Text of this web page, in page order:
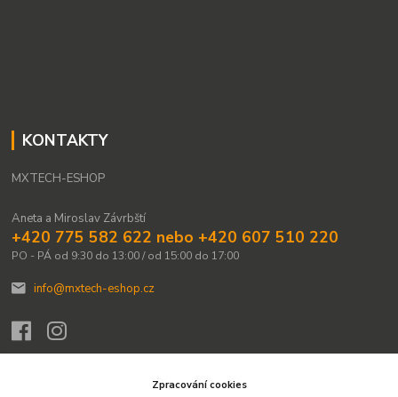
KONTAKTY
MXTECH-ESHOP
Aneta a Miroslav Závrbští
+420 775 582 622 nebo +420 607 510 220
PO - PÁ od 9:30 do 13:00 / od 15:00 do 17:00
info@mxtech-eshop.cz
Zpracování cookies